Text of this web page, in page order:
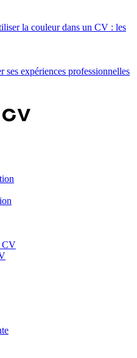
la couleur dans un CV : les
ses expériences professionnelles
CV